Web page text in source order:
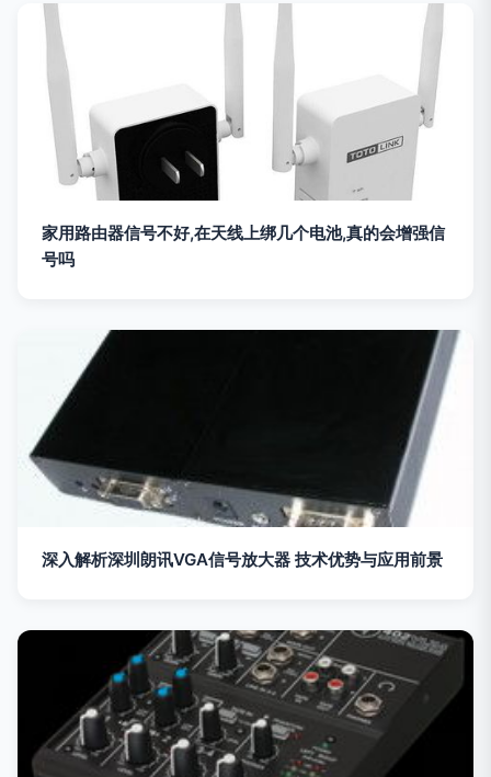
家用路由器信号不好,在天线上绑几个电池,真的会增强信
号吗
深入解析深圳朗讯VGA信号放大器 技术优势与应用前景